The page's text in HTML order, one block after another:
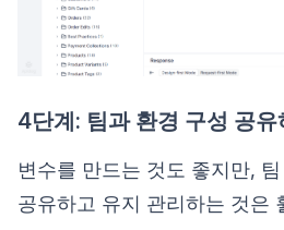
4단계: 팀과 환경 구성 공유
변수를 만드는 것도 좋지만,
공유하고 유지 관리하는 것은